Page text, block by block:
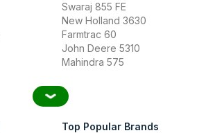
Swaraj 855 FE
New Holland 3630
Farmtrac 60
John Deere 5310
Mahindra 575
Top Popular Brands